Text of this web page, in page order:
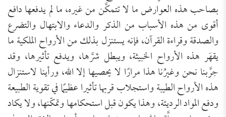
بصاحب هذه العوارض ما لا تتمكَّن من غيره، ما لم يدفعها دافع
أقوى من هذه الأسباب من الذكر والدعاء والابتهال والتضرع
والصدقة وقراءة القرآن، فإنه يستنزل بذلك من الأرواح الملكية ما
يقهَر هذه الأرواح الخبيثة، ويبطل شرَّها، ويدفع تأثيرها، وقد
جرَّبنا نحن وغيرُنا هذا مرارًا لا يحصيها إلا الله، ورأينا لاستنزال
هذه الأرواح الطيبة واستجلاب قربها تأثيرا عظيمًا في تقوية الطبيعة
ودفع المواد الرديئة، وهذا يكون قبل استحكامها وتمكّنها، ولا يكاد